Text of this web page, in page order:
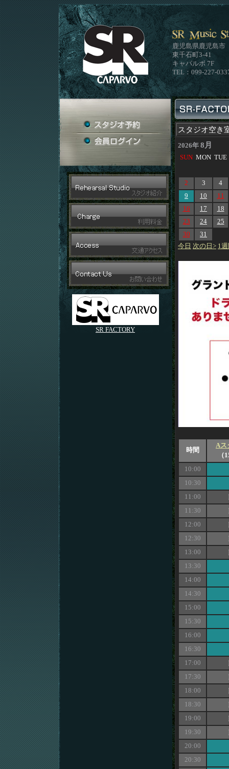
SR FACTORY
鹿児島県鹿児島市
東千石町3-41
キャパルボ 7F
TEL：099-227-
スタジオ空き
2026年 8月
SUN MON TUE
2 3
4
9
10
11
16
17
18
23
24
25
30
31
今日 次の日> 1
時間
Aス
（
10:00
10:30
11:00
11:30
12:00
12:30
13:00
13:30
14:00
14:30
15:00
15:30
16:00
16:30
17:00
17:30
18:00
18:30
19:00
19:30
20:00
20:30